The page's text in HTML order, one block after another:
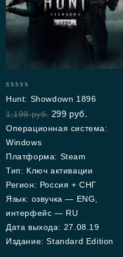
out
of
5
Hunt: Showdown 1896
1,199руб. 299 руб.
Операционная система:
Windows
Платформа: Steam
Тип: Ключ активации
Регион: Россия + СНГ
Язык: озвучка — ENG,
интерфейс — RU
Дата выхода: 27.08.19
Издание: Standard Edition